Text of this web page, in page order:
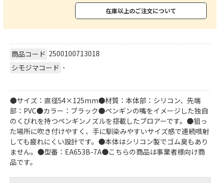
在庫以上のご注文について
商品コード 2500100713018
シモジマコード -
●サイズ：直径54×125mm●材質：本体部：シリコン、先端
部：PVC●カラー：ブラック●ペンギンの嘴をイメージした独自
のくびれを持つペンギンノズルを搭載したブロアーです。●狙っ
た場所に吹き付けやすく、手に馴染みやすいサイズ感で連続噴射
しても疲れにくい設計です。●本体はシリコン製でゴム臭もあり
ません。●型番：EA653B-7A●こちらの商品は事業者様向け商
品です。